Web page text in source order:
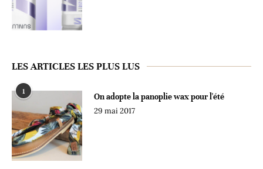
LES ARTICLES LES PLUS LUS
1
On adopte la panoplie wax pour l'été
29 mai 2017